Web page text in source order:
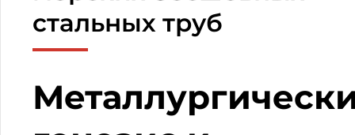
стальных труб